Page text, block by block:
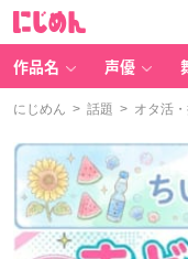
作品名 声優
にじめん > 話題 > オタ活